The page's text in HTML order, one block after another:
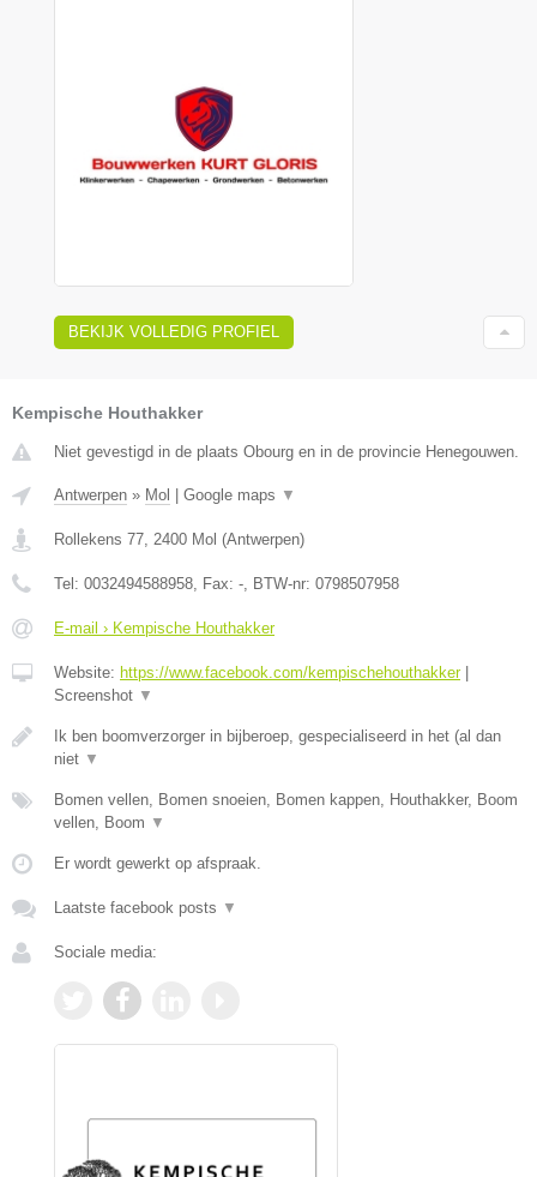
BEKIJK VOLLEDIG PROFIEL
Kempische Houthakker
Niet gevestigd in de plaats Obourg en in de provincie Henegouwen.
Antwerpen » Mol | Google maps ▼
Rollekens 77 2400 Mol (Antwerpen)
Tel: 0032494588958 , Fax: - , BTW-nr: 0798507958
E-mail › Kempische Houthakker
Website: https://www.facebook.com/kempischehouthakker|
Screenshot ▼
Ik ben boomverzorger in bijberoep, gespecialiseerd in het (al dan
niet ▼
Bomen vellen, Bomen snoeien, Bomen kappen, Houthakker, Boom
vellen, Boom ▼
Er wordt gewerkt op afspraak.
Laatste facebook posts ▼
Sociale media: